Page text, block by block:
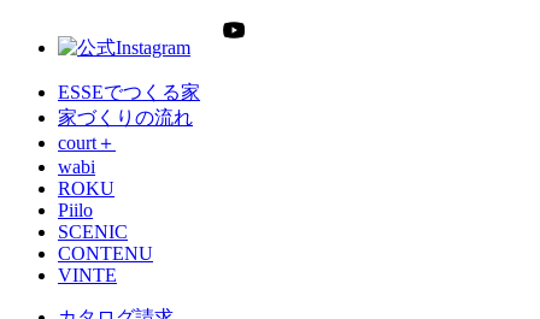
ESSEでつくる家
家づくりの流れ
court＋
wabi
ROKU
Piilo
SCENIC
CONTENU
VINTE